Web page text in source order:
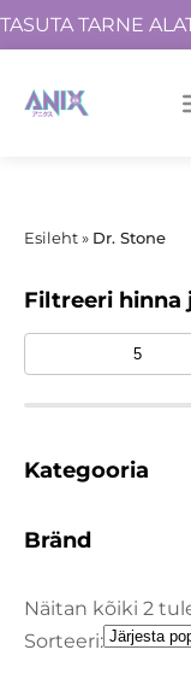
TASUTA TARNE
Esileht» Dr. Stone
Filtreeri hinna
Kategooria
Bränd
Näitan kõiki 2
Sorteeri: